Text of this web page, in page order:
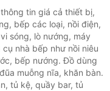
tin giá cả thiết bị,
bếp các loại, nồi điện,
sóng, lò nướng, máy
nhà bếp như nồi niêu
bếp nướng. Đồ dùng
muỗng nĩa, khăn bàn.
tủ kệ, quầy bar, tủ